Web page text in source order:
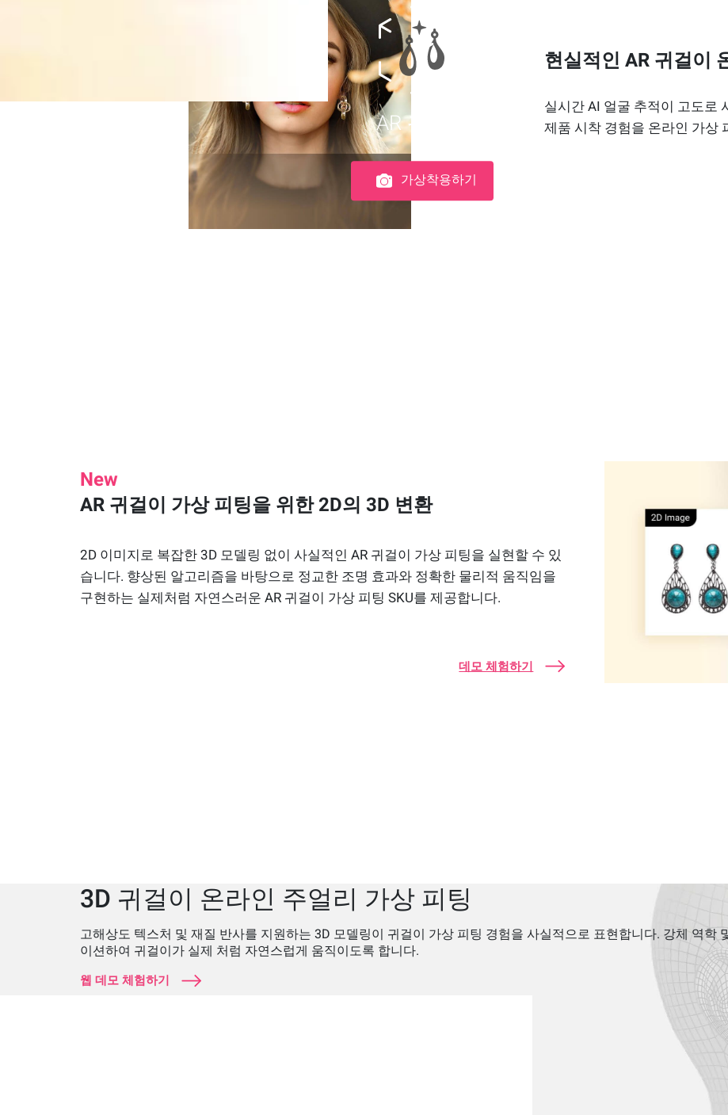
AR 귀걸이
가상착용하기
현실적인 AR 귀걸이
실시간 AI 얼굴 추적이 고도로
제품 시착 경험을 온라인 가상
New
AR 귀걸이 가상 피팅을 위한 2D의 3D 변환
2D 이미지로 복잡한 3D 모델링 없이 사실적인 AR 귀걸이 가상 피팅을 실현할 수 있
습니다. 향상된 알고리즘을 바탕으로 정교한 조명 효과와 정확한 물리적 움직임을
구현하는 실제처럼 자연스러운 AR 귀걸이 가상 피팅 SKU를 제공합니다.
데모 체험하기
3D 귀걸이 온라인 주얼리 가상 피팅
고해상도 텍스처 및 재질 반사를 지원하는 3D 모델링이 귀걸이 가상 피팅 경험을 사실적으로 표현합니다. 강체 역학
이션하여 귀걸이가 실제 처럼 자연스럽게 움직이도록 합니다.
웹 데모 체험하기